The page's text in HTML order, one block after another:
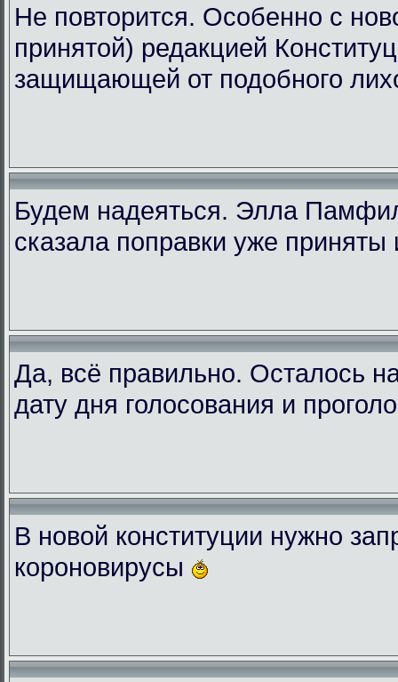
Не повторится. Особенно с
принятой) редакцией
защищающей от подобного
Будем надеяться. Элла
сказала поправки уже
Да, всё правильно. Осталось
дату дня голосования и
В новой конституции нужно
короновирусы